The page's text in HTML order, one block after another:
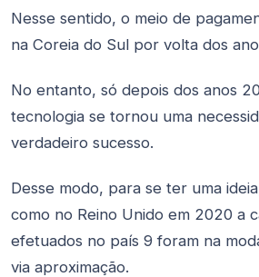
Nesse sentido, o meio de
na Coreia do Sul por volta dos
No entanto, só depois dos anos
tecnologia se tornou uma
verdadeiro sucesso.
Desse modo, para se ter uma
como no Reino Unido em 2020 a
efetuados no país 9 foram na
via aproximação.